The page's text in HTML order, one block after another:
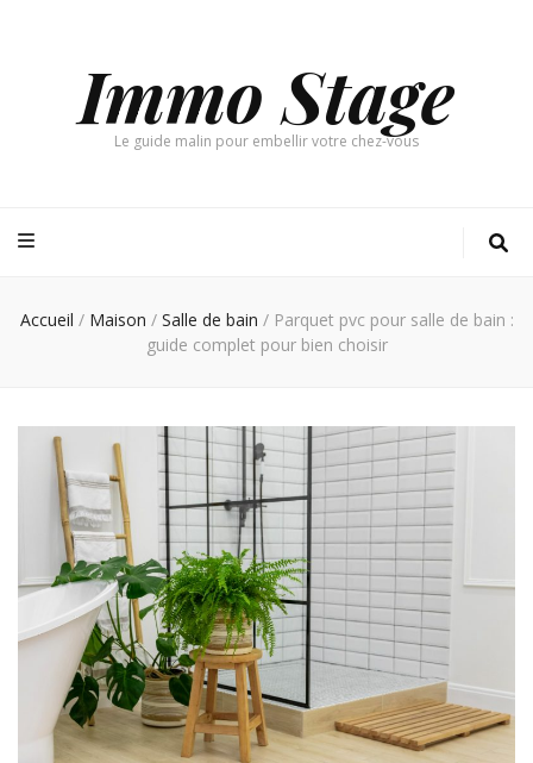
Immo Stage
Le guide malin pour embellir votre chez-vous
Accueil / Maison / Salle de bain / Parquet pvc pour salle de bain :
guide complet pour bien choisir